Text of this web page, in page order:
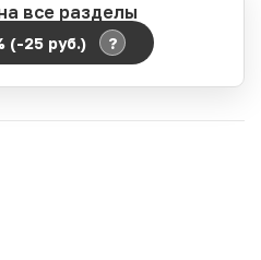
все разделы
(-25 руб.) ?